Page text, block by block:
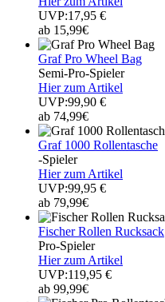
UVP:17,95 €
ab 15,99€
Graf Pro Wheel Bag
Semi-Pro-Spieler
Hier zum Artikel
UVP:99,90 €
ab 74,99€
Graf 1000 Rollentasche
-Spieler
Hier zum Artikel
UVP:99,95 €
ab 79,99€
Fischer Rollen Rucksack
Pro-Spieler
Hier zum Artikel
UVP:119,95 €
ab 99,99€